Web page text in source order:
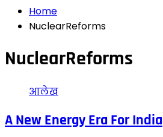
Home
NuclearReforms
NuclearReforms
आलेख
A New Energy Era For India